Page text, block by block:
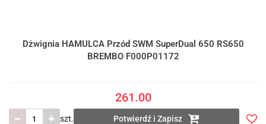
Dżwignia HAMULCA Przód SWM SuperDual 650 RS650
BREMBO F000P01172
261.00
szt. Potwierdź i Zapisz